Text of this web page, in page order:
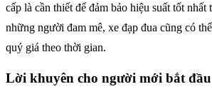
cấp là cần thiết để đảm bảo hiệu suất tốt
những người đam mê, xe đạp đua cũng có
quý giá theo thời gian.
Lời khuyên cho người mới bắt đầu